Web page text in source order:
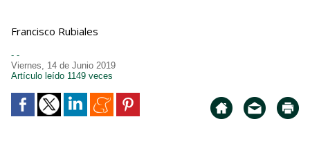
Francisco Rubiales
- -
Viernes, 14 de Junio 2019
Artículo leído 1149 veces